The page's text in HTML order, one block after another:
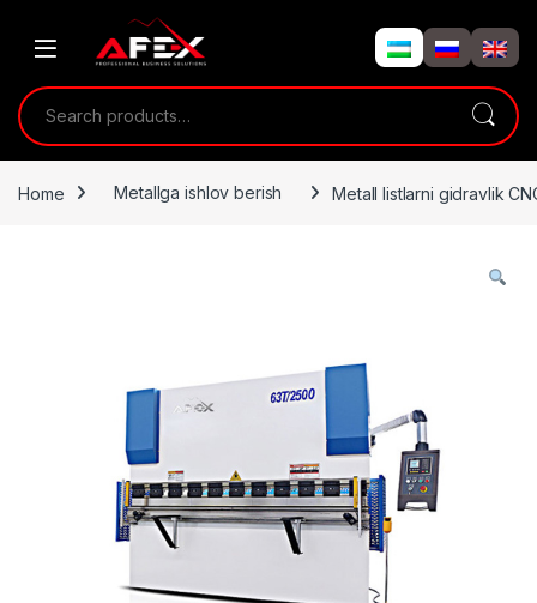
Search for:
Home Metallga ishlov berish Metall listlarni gidravlik